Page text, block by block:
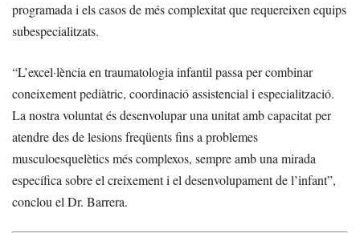
programada i els casos de més complexitat que requereixen equips
subespecialitzats.
“L’excel·lència en traumatologia infantil passa per combinar
coneixement pediàtric, coordinació assistencial i especialització.
La nostra voluntat és desenvolupar una unitat amb capacitat per
atendre des de lesions freqüents fins a problemes
musculoesquelètics més complexos, sempre amb una mirada
específica sobre el creixement i el desenvolupament de l’infant”,
conclou el Dr. Barrera.